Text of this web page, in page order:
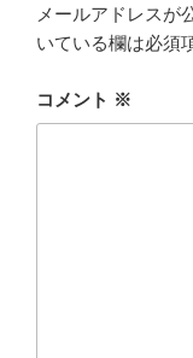
メールアドレスが
いている欄は必須
コメント ※